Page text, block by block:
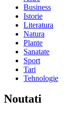
Business
Istorie
Literatura
Natura
Plante
Sanatate
Sport
Tari
Tehnologie
Noutati